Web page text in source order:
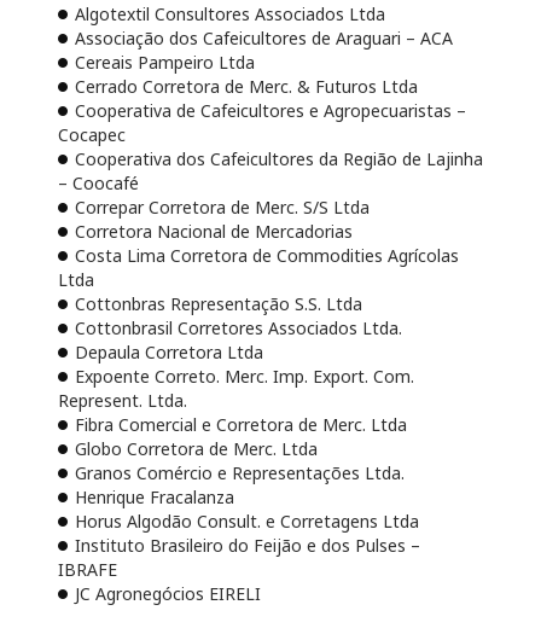
Algotextil Consultores Associados Ltda
Associação dos Cafeicultores de Araguari – ACA
Cereais Pampeiro Ltda
Cerrado Corretora de Merc. & Futuros Ltda
Cooperativa de Cafeicultores e Agropecuaristas –
Cocapec
Cooperativa dos Cafeicultores da Região de Lajinha
– Coocafé
Correpar Corretora de Merc. S/S Ltda
Corretora Nacional de Mercadorias
Costa Lima Corretora de Commodities Agrícolas
Ltda
Cottonbras Representação S.S. Ltda
Cottonbrasil Corretores Associados Ltda.
Depaula Corretora Ltda
Expoente Correto. Merc. Imp. Export. Com.
Represent. Ltda.
Fibra Comercial e Corretora de Merc. Ltda
Globo Corretora de Merc. Ltda
Granos Comércio e Representações Ltda.
Henrique Fracalanza
Horus Algodão Consult. e Corretagens Ltda
Instituto Brasileiro do Feijão e dos Pulses –
IBRAFE
JC Agronegócios EIRELI